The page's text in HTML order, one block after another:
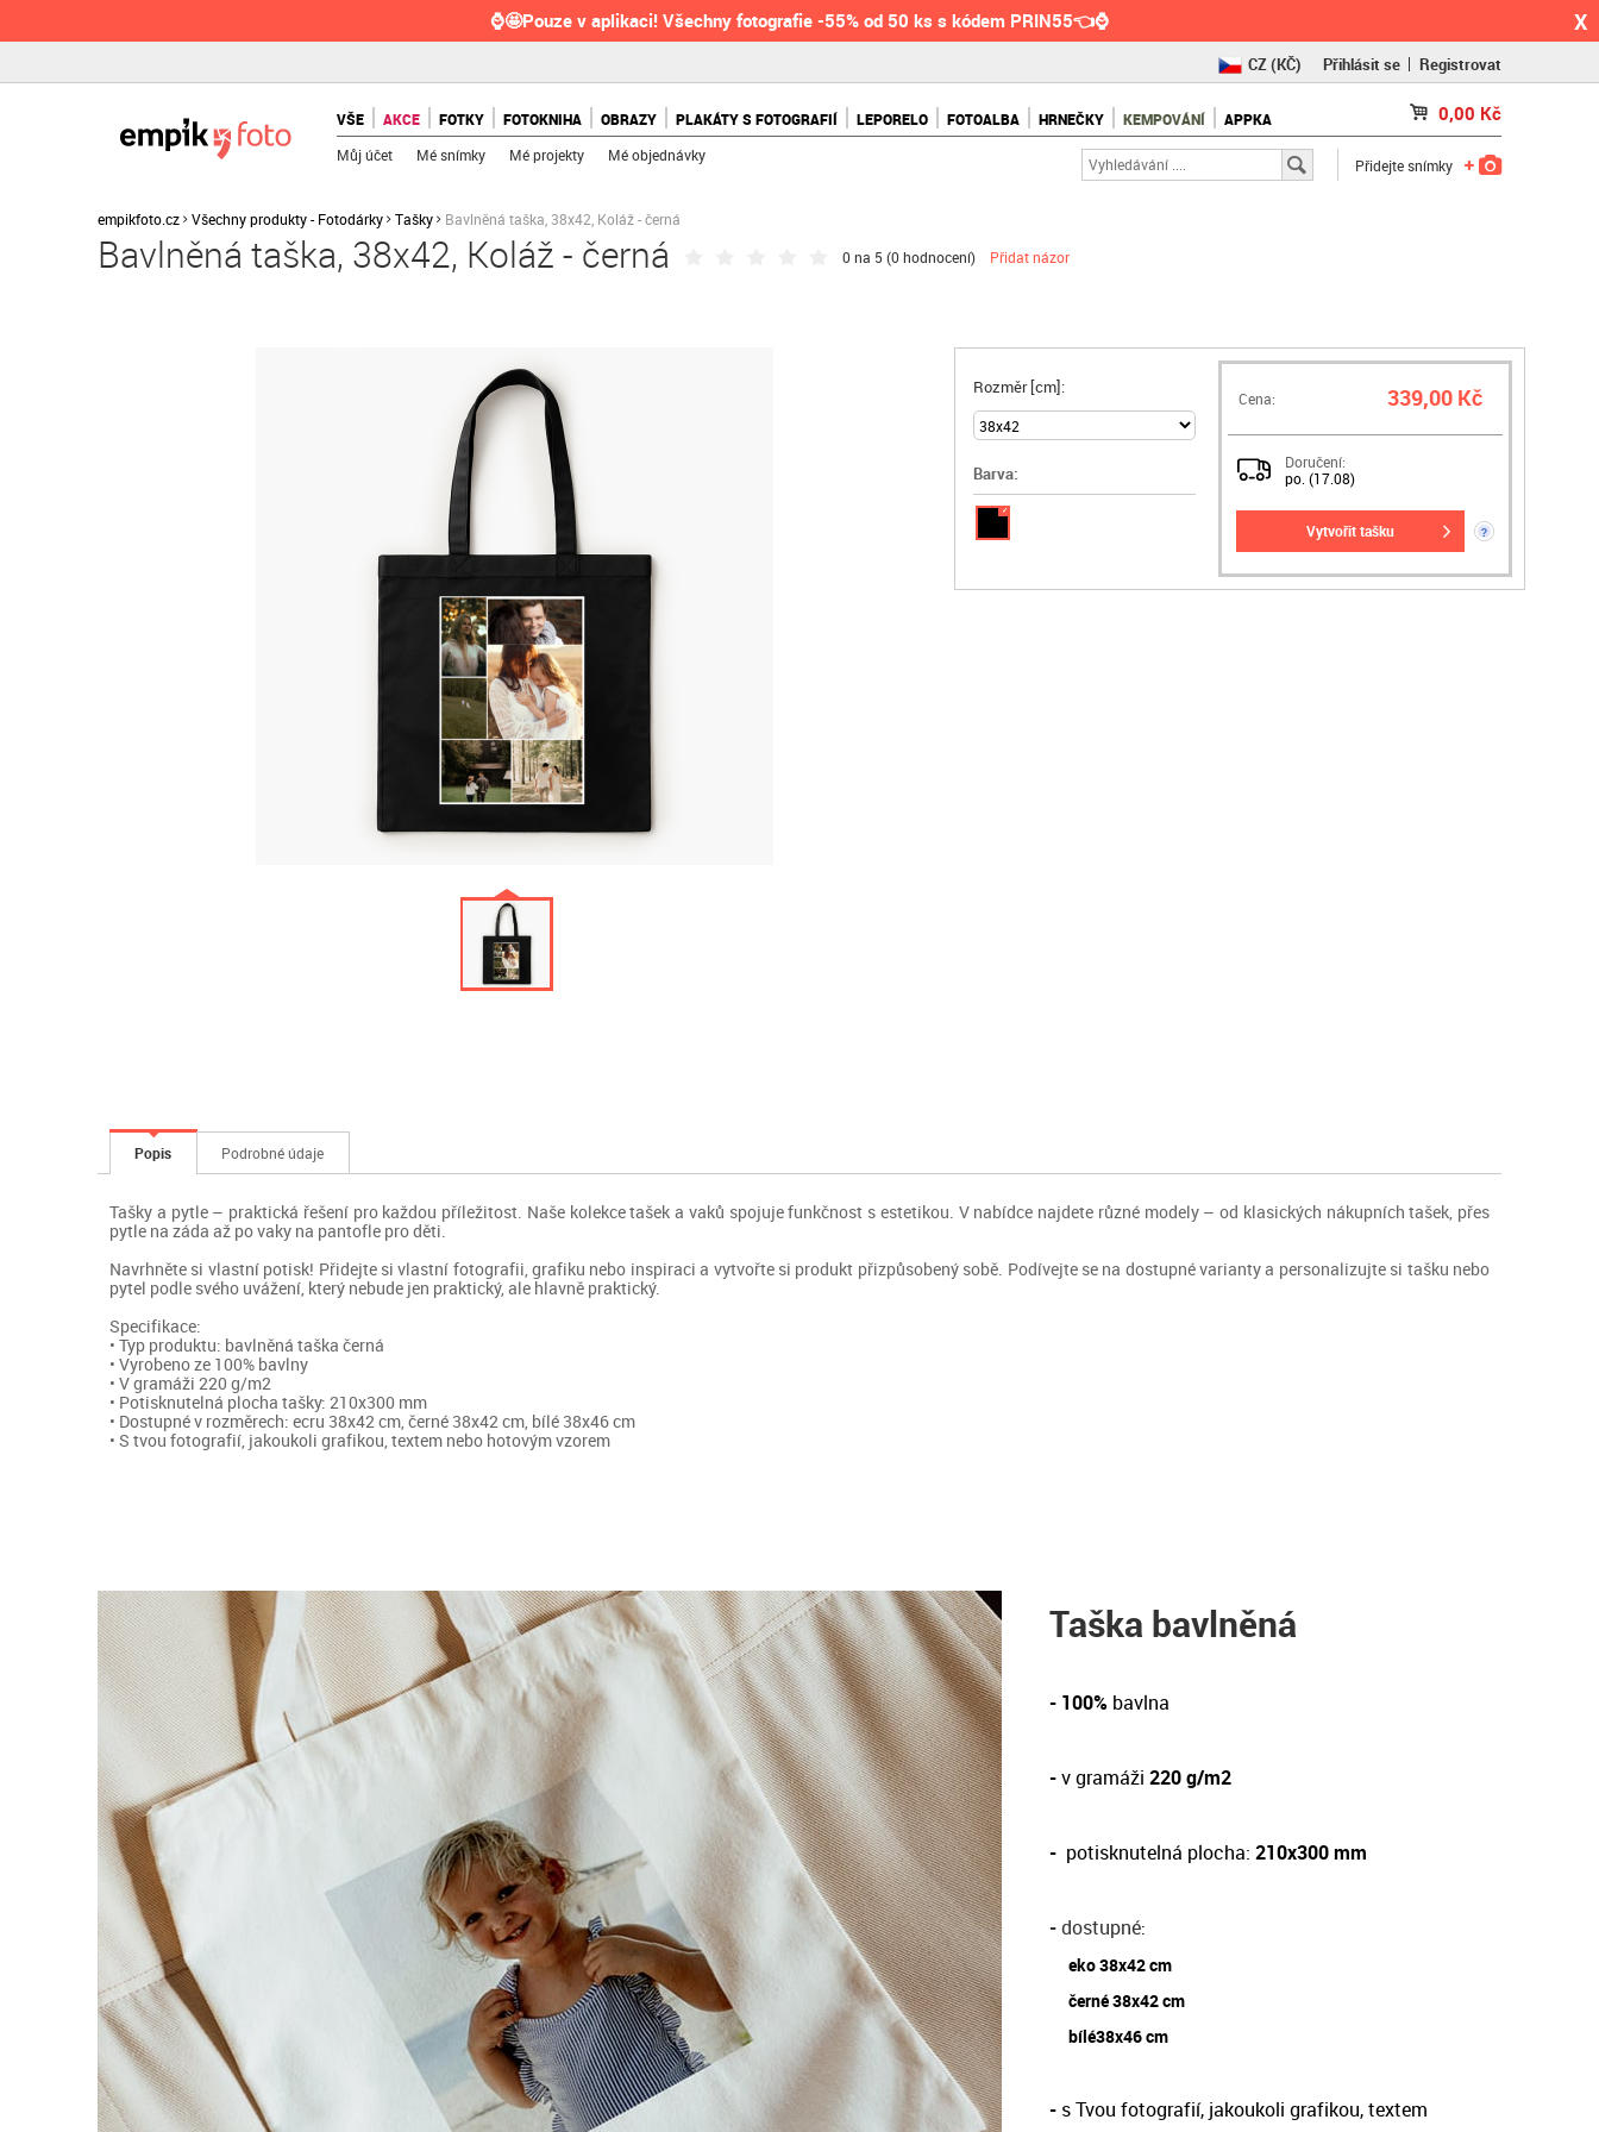
⌚🤩Pouze v aplikaci! Všechny fotografie -55% od 50 ks s kódem PRIN55👈⌚ X
CZ(KČ)
RO(RON)
Přihlásit se Registrovat
VŠE AKCE FOTKY FOTOKNIHA OBRAZY PLAKÁTY S FOTOGRAFIÍ LEPORELO FOTOALBA HRNEČKY KEMPOVÁNÍ APPKA 0,00 Kč
Můj účet Mé snímky Mé projekty Mé objednávky
Přidejte snímky
empikfoto.cz Všechny produkty - Fotodárky Tašky Bavlněná taška, 38x42, Koláž - černá
Bavlněná taška, 38x42, Koláž - černá 0 na 5 (0 hodnocení) Přidat názor
Rozměr [cm]:
Barva:
✓
Cena: 339,00 Kč
Doručení:
po. (17.08)
vytvořit tašku ?
Popis Podrobné údaje
Tašky a pytle – praktická řešení pro každou příležitost. Naše kolekce tašek a vaků spojuje funkčnost s estetikou. V nabídce najdete různé modely – od klasických nákupních tašek, přes
pytle na záda až po vaky na pantofle pro děti.
Navrhněte si vlastní potisk! Přidejte si vlastní fotografii, grafiku nebo inspiraci a vytvořte si produkt přizpůsobený sobě. Podívejte se na dostupné varianty a personalizujte si tašku nebo
pytel podle svého uvážení, který nebude jen praktický, ale hlavně praktický.
Specifikace:
• Typ produktu: bavlněná taška černá
• Vyrobeno ze 100% bavlny
• V gramáži 220 g/m2
• Potisknutelná plocha tašky: 210x300 mm
• Dostupné v rozměrech: ecru 38x42 cm, černé 38x42 cm, bílé 38x46 cm
• S tvou fotografií, jakoukoli grafikou, textem nebo hotovým vzorem
Taška bavlněná
- 100% bavlna
-v gramáži 220 g/m2
- potisknutelná plocha: 210x300 mm
-dostupné:
eko 38x42 cm
černé 38x42 cm
bílé38x46 cm
-s Tvou fotografií, jakoukoli grafikou, textem